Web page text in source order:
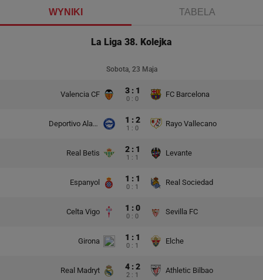
WYNIKI TABELA
La Liga 38. Kolejka
Sobota, 23 Maja
Valencia CF 3 : 1
0 : 0
FC Barcelona
Deportivo Alaves 1 : 2
1 : 0
Rayo Vallecano
Real Betis 2 : 1
1 : 1
Levante
Espanyol 1 : 1
0 : 1
Real Sociedad
Celta Vigo 1 : 0
0 : 0
Sevilla FC
Girona 1 : 1
0 : 1
Elche
Real Madryt 4 : 2
2 : 1
Athletic Bilbao